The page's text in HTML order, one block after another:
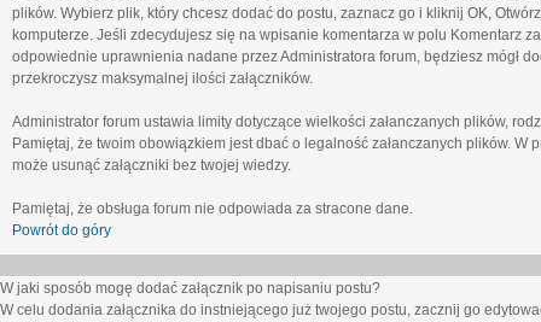
plików. Wybierz plik, który chcesz dodać do postu, zaznacz go i kliknij OK,
komputerze. Jeśli zdecydujesz się na wpisanie komentarza w polu Komentarz
odpowiednie uprawnienia nadane przez Administratora forum, będziesz mógł
przekroczysz maksymalnej ilości załączników.
Administrator forum ustawia limity dotyczące wielkości załanczanych plików,
Pamiętaj, że twoim obowiązkiem jest dbać o legalność załanczanych plików.
może usunąć załączniki bez twojej wiedzy.
Pamiętaj, że obsługa forum nie odpowiada za stracone dane.
Powrót do góry
W jaki sposób mogę dodać załącznik po napisaniu postu?
W celu dodania załącznika do instniejącego już twojego postu, zacznij go